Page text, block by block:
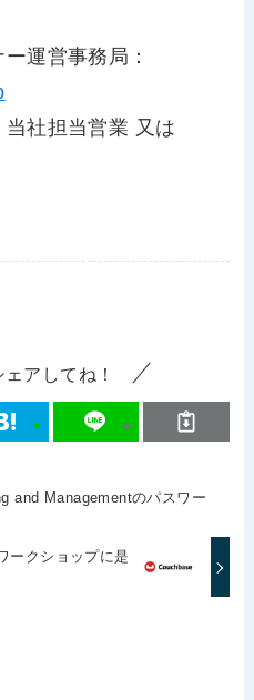
運営事務局：
社担当営業 又は
アしてね！
and Managementのパスワー
ークショップに是